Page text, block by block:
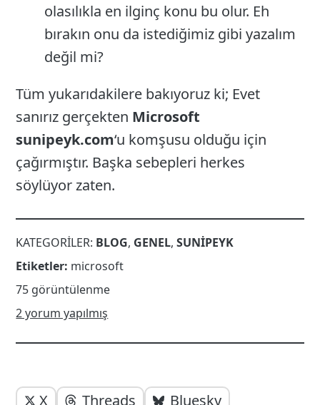
olasılıkla en ilginç konu bu olur. Eh
bırakın onu da istediğimiz gibi yazalım
değil mi?
Tüm yukarıdakilere bakıyoruz ki; Evet
sanırız gerçekten Microsoft
sunipeyk.com‘u komşusu olduğu için
çağırmıştır. Başka sebepleri herkes
söylüyor zaten.
KATEGORILER: BLOG, GENEL,SUNIPEYK
Etiketler: microsoft
75 görüntülenme
2 yorum yapılmış
Yazıyı
X Threads Bluesky